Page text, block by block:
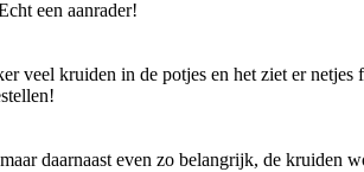
een aanrader!
veel kruiden in de potjes en het ziet er
daarnaast even zo belangrijk, de kruiden